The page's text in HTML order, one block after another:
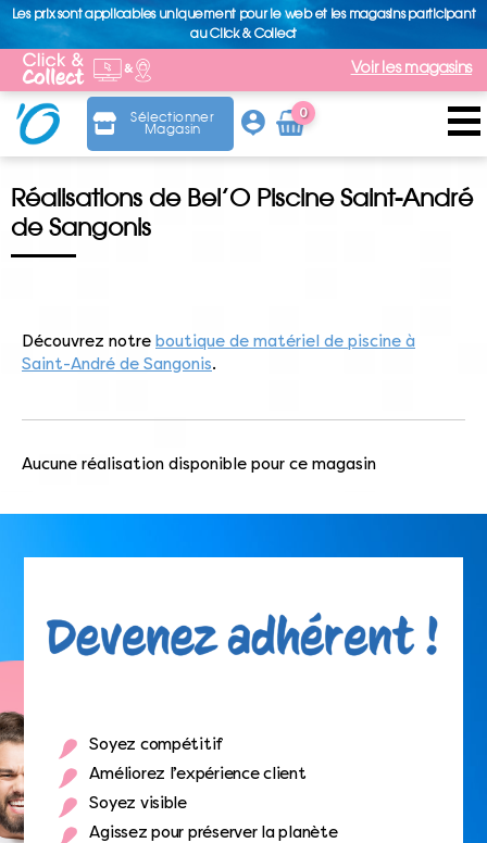
Les prix sont applicables uniquement pour le web et les magasins participant
au Click & Collect
Voir les magasins
Sélectionner
Magasin
0
Arti
cle
Réalisations de Bel’O Piscine Saint-André
de Sangonis
Découvrez notre boutique de matériel de piscine à
Saint-André de Sangonis.
Aucune réalisation disponible pour ce magasin
Soyez compétitif
Améliorez l’expérience client
Soyez visible
Agissez pour préserver la planète